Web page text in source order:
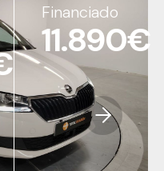
Financiado
11.890€